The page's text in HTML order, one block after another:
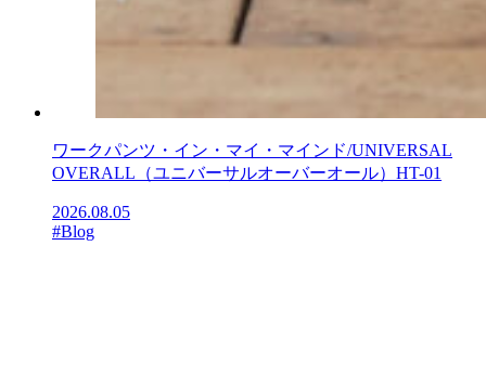
ワークパンツ・イン・マイ・マインド/UNIVERSAL
OVERALL（ユニバーサルオーバーオール）HT-01
2026.08.05
#Blog